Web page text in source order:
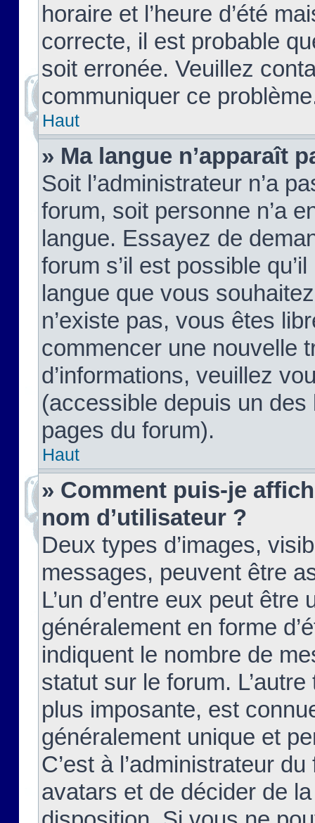
horaire et l’heure d’été
correcte, il est probable
soit erronée. Veuillez
communiquer ce
Haut
» Ma langue n’apparaît
Soit l’administrateur n’a
forum, soit personne n’a
langue. Essayez de
forum s’il est possible
langue que vous
n’existe pas, vous êtes
commencer une nouvelle
d’informations, veuillez
(accessible depuis un
pages du forum).
Haut
» Comment puis-je
nom d’utilisateur ?
Deux types d’images,
messages, peuvent être
L’un d’entre eux peut
généralement en forme
indiquent le nombre de
statut sur le forum.
plus imposante, est
généralement unique et
C’est à l’administrateur
avatars et de décider de